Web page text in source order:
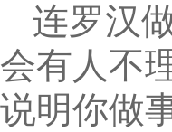
连罗汉
会有人不
说明你做